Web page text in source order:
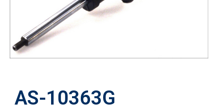
AS-10363G